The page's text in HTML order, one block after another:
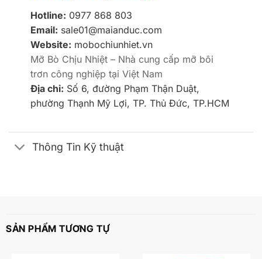
Hotline: 0977 868 803
Email: sale01@maianduc.com
Website: mobochiunhiet.vn
Mỡ Bò Chịu Nhiệt – Nhà cung cấp mỡ bôi
trơn công nghiệp tại Việt Nam
Địa chỉ: Số 6, đường Phạm Thận Duật,
phường Thạnh Mỹ Lợi, TP. Thủ Đức, TP.HCM
Thông Tin Kỹ thuật
SẢN PHẨM TƯƠNG TỰ